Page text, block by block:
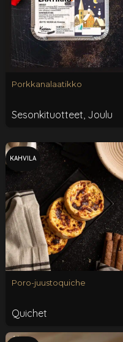
Porkkanalaatikko
Sesonkituotteet, Joulu
KAHVILA
Poro-juustoquiche
Quichet